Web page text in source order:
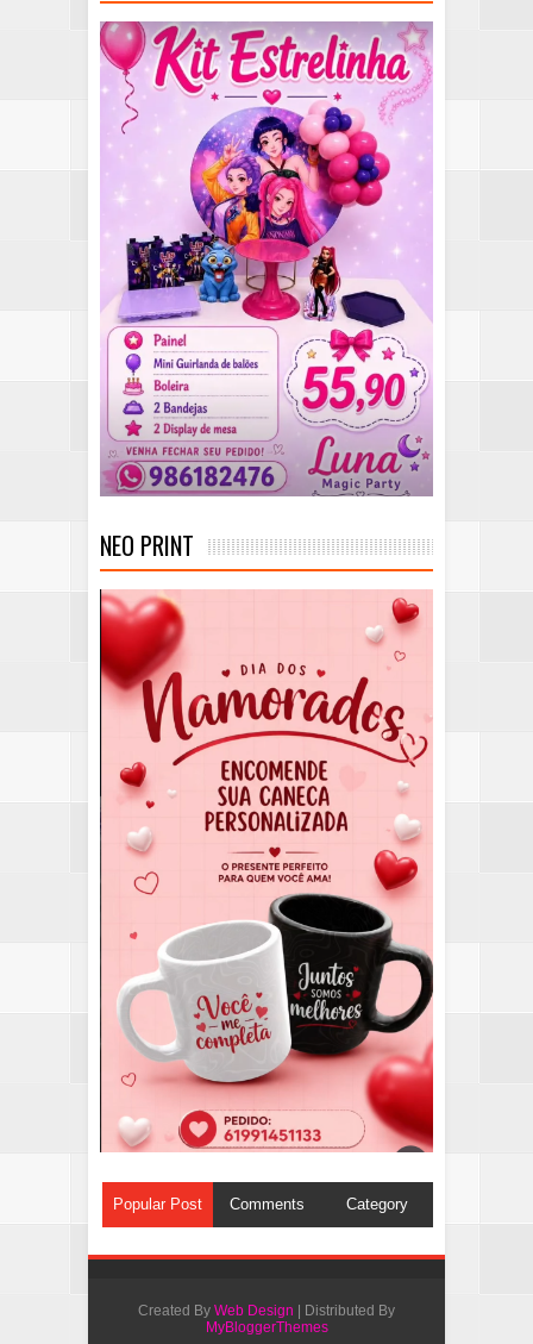
NEO PRINT
Popular Post Comments Category
Created By Web Design | Distributed By
MyBloggerThemes